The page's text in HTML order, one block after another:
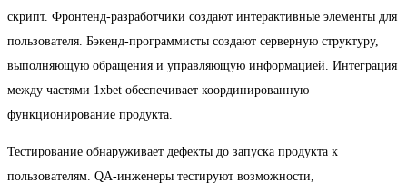
скрипт. Фронтенд-разработчики создают интерактивные элементы для
пользователя. Бэкенд-программисты создают серверную структуру,
выполняющую обращения и управляющую информацией. Интеграция
между частями 1xbet обеспечивает координированную
функционирование продукта.
Тестирование обнаруживает дефекты до запуска продукта к
пользователям. QA-инженеры тестируют возможности,